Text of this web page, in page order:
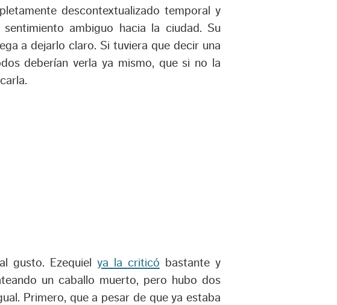
descontextualizado temporal y
ambiguo hacia la ciudad. Su
a dejarlo claro. Si tuviera que decir una
deberían verla ya mismo, que si no la
gusto. Ezequiel ya la criticó bastante y
un caballo muerto, pero hubo dos
Primero, que a pesar de que ya estaba